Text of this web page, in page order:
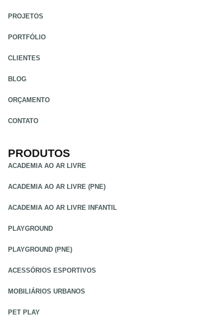
PROJETOS
PORTFÓLIO
CLIENTES
BLOG
ORÇAMENTO
CONTATO
PRODUTOS
ACADEMIA AO AR LIVRE
ACADEMIA AO AR LIVRE (PNE)
ACADEMIA AO AR LIVRE INFANTIL
PLAYGROUND
PLAYGROUND (PNE)
ACESSÓRIOS ESPORTIVOS
MOBILIÁRIOS URBANOS
PET PLAY